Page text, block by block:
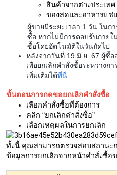
สินค้าจากต่างประเทศ
ของสดและอาหารแช่
ผู้ขายมีระยะเวลา 1 วัน ในกา
ซื้อ หากไม่มีการตอบรับภายใ
ซื้อโดยอัตโนมัติในวันถัดไป
หลังจากวันที่ 19 มิ.ย. 67 ผู้ซื้
เพื่อยกเลิกคำสั่งซื้อระหว่างก
เพิ่มเติมได้ที่นี่
ขั้นตอนการกดขอยกเลิกคำสั่งซื้อ
เลือกคำสั่งซื้อที่ต้องการ
คลิก “ยกเลิกคำสั่งซื้อ”
เลือกเหตุผลในการยกเลิก
ทั้งนี้ คุณสามารถตรวจสอบสถานะ
ข้อมูลการยกเลิกจากหน้าคำสั่งซื้อ